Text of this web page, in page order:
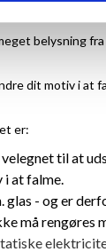
belysning
dit motiv i at
er:
til at
at falme.
glas - og er
må rengøres